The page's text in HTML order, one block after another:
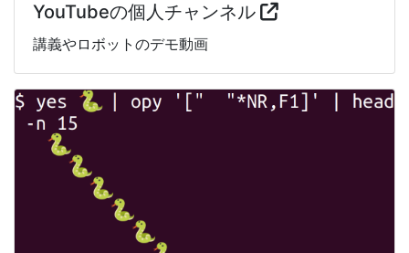
YouTubeの個人チャンネル
講義やロボットのデモ動画